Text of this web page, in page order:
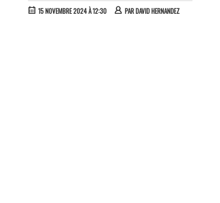
15 NOVEMBRE 2024 À 12:30 PARDAVID HERNANDEZ